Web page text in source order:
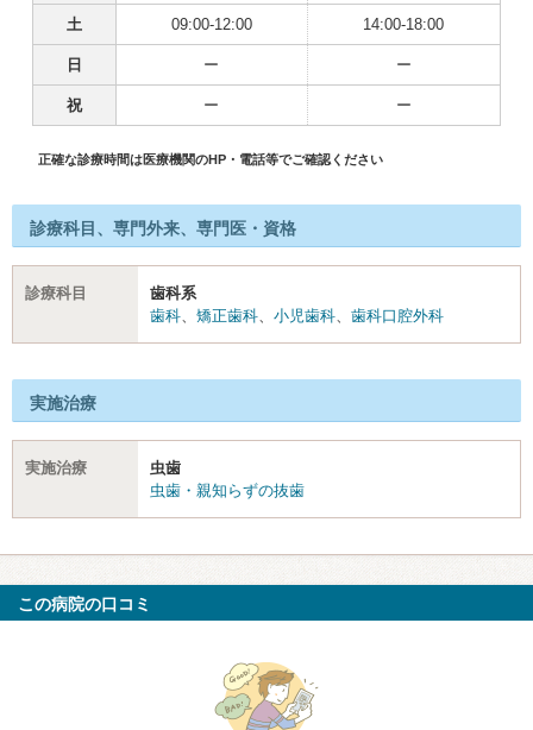
土 09:00-12:00 14:00-18:00
日 ー ー
祝 ー ー
正確な診療時間は医療機関のHP・電話等でご確認ください
診療科目、専門外来、専門医・資格
診療科目
歯科系
歯科、 矯正歯科、 小児歯科、 歯科口腔外科
実施治療
実施治療
虫歯
虫歯・親知らずの抜歯
この病院の口コミ